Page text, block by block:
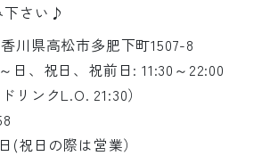
下さい♪
川県高松市多肥下町1507-8
日、祝日、祝前日: 11:30～22:00
リンクL.O. 21:30）
(祝日の際は営業）